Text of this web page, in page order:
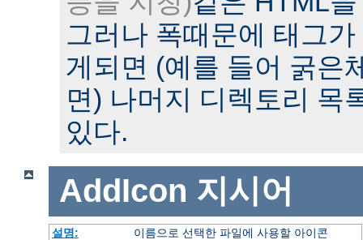
그러나 폭때문에 태그
게되면 (예를 들어 굵은
면) 나머지 디렉토리 목
있다.
AddIcon 지시어
설명:
이름으로 선택한 파일에 사용할 아이콘